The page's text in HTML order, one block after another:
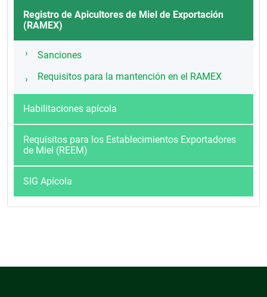
Registro de Apicultores de Miel de Exportación
(RAMEX)
Sanciones
Requisitos para la mantención en el RAMEX
Habilitaciones apícola
Requisitos para los Establecimientos Exportadores
de Miel (REEM)
SIG Apícola